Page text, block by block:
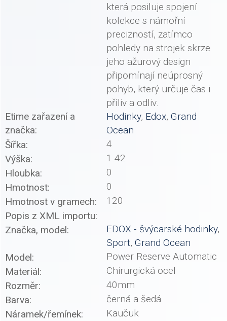
která posiluje spojení
kolekce s námořní
precizností, zatímco
pohledy na strojek skrze
jeho ažurový design
připomínají neúprosný
pohyb, který určuje čas i
příliv a odliv.
Etime zařazení a
značka:
Hodinky, Edox, Grand
Ocean
Šířka:
4
Výška:
1.42
Hloubka:
0
Hmotnost:
0
Hmotnost v gramech:
120
Popis z XML importu:
Značka, model:
EDOX - švýcarské hodinky,
Sport, Grand Ocean
Model:
Power Reserve Automatic
Materiál:
Chirurgická ocel
Rozměr:
40mm
Barva:
černá a šedá
Náramek/řemínek:
Kaučuk